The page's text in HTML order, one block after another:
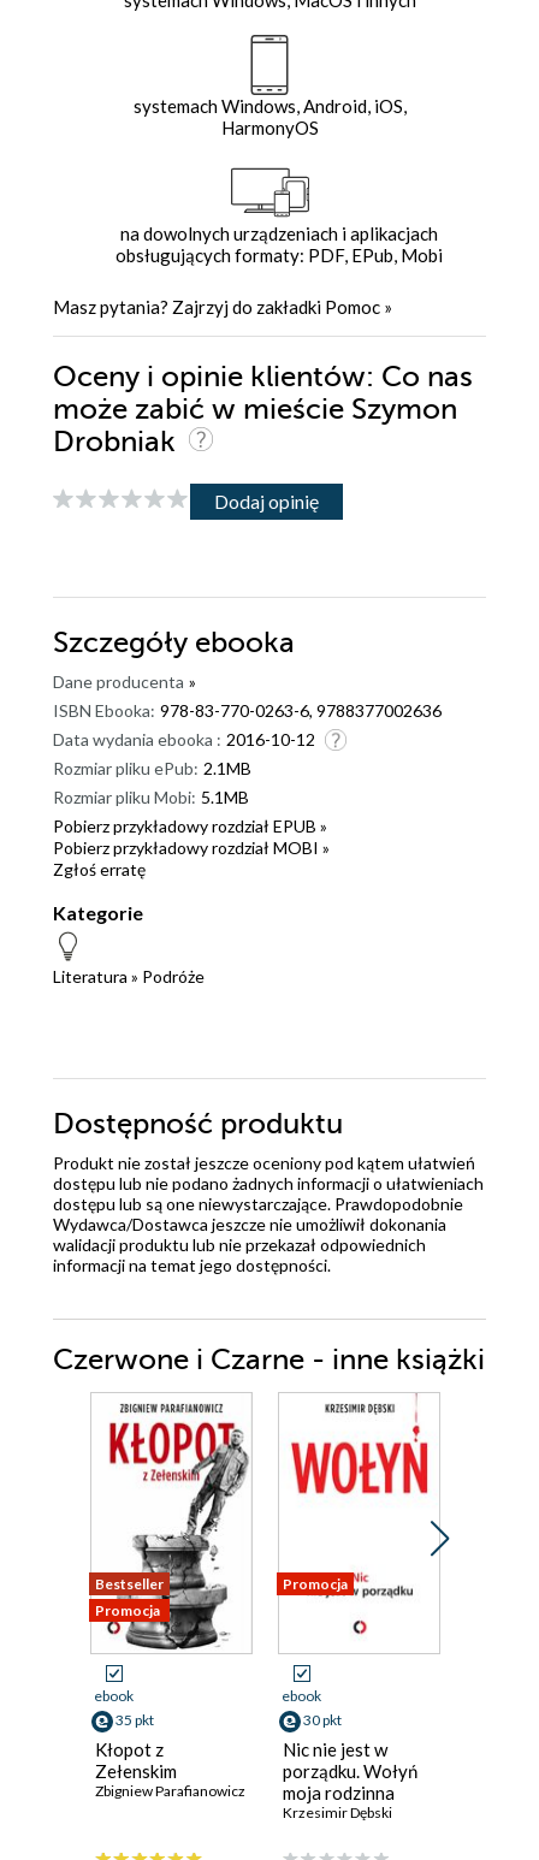
systemach Windows, Android, iOS,
HarmonyOS
na dowolnych urządzeniach i aplikacjach
obsługujących formaty: PDF, EPub, Mobi
Masz pytania? Zajrzyj do zakładki Pomoc »
Oceny i opinie klientów: Co nas
może zabić w mieście Szymon
Drobniak
Dodaj opinię
Szczegóły ebooka
Dane producenta »
ISBN Ebooka: 978-83-770-0263-6, 9788377002636
Data wydania ebooka : 2016-10-12
Rozmiar pliku ePub: 2.1MB
Rozmiar pliku Mobi: 5.1MB
Pobierz przykładowy rozdział EPUB »
Pobierz przykładowy rozdział MOBI »
Zgłoś erratę
Kategorie
Literatura » Podróże
Dostępność produktu
Produkt nie został jeszcze oceniony pod kątem ułatwień
dostępu lub nie podano żadnych informacji o ułatwieniach
dostępu lub są one niewystarczające. Prawdopodobnie
Wydawca/Dostawca jeszcze nie umożliwił dokonania
walidacji produktu lub nie przekazał odpowiednich
informacji na temat jego dostępności.
Czerwone i Czarne - inne książki
Bestseller
Promocja
ebook
35 pkt
Kłopot z
Zełenskim
Zbigniew Parafianowicz
Promocja
ebook
30 pkt
Nic nie jest w
porządku. Wołyń
moja rodzinna
historia
Krzesimir Dębski